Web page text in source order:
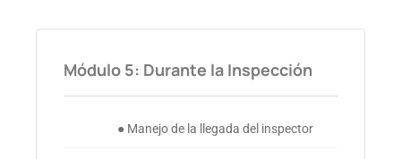
Módulo 5: Durante la Inspección
● Manejo de la llegada del inspector